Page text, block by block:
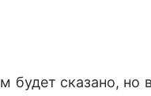
сказано, но